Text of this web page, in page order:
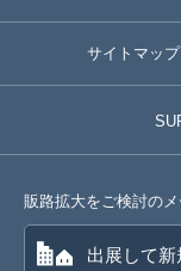
サイトマップ
販路拡大をご検討の
出展して